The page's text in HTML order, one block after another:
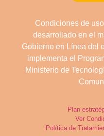
Condiciones de
desarrollado en el
Gobierno en Línea del
implementa el
Ministerio de
Plan
Ver
Política de